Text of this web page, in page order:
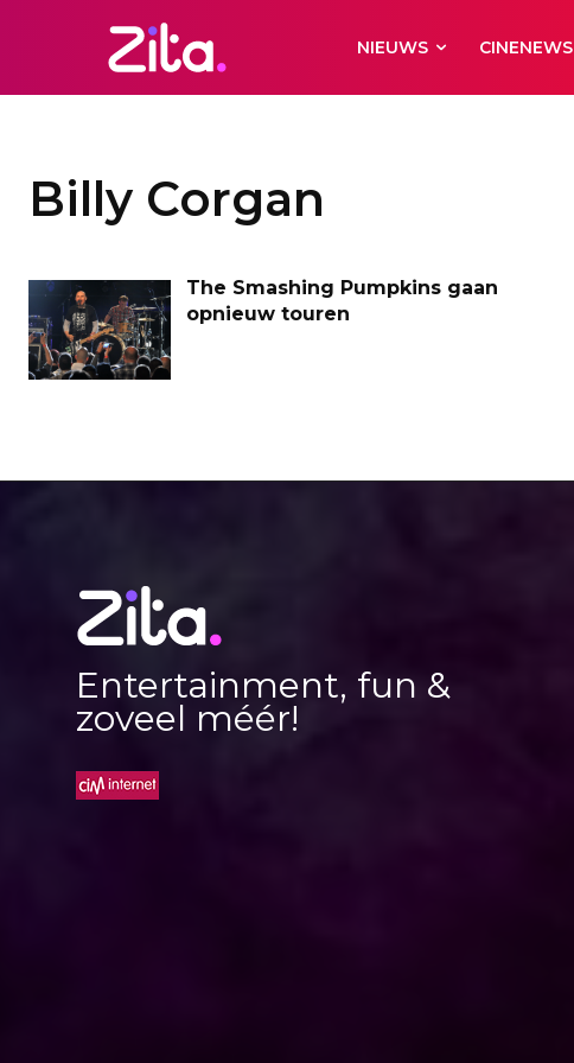
NIEUWS CINENEWS
Billy Corgan
The Smashing Pumpkins gaan
opnieuw touren
Entertainment, fun &
zoveel méér!